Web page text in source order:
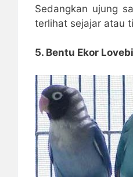
Sedangkan ujung
terlihat sejajar atau
5. Bentu Ekor